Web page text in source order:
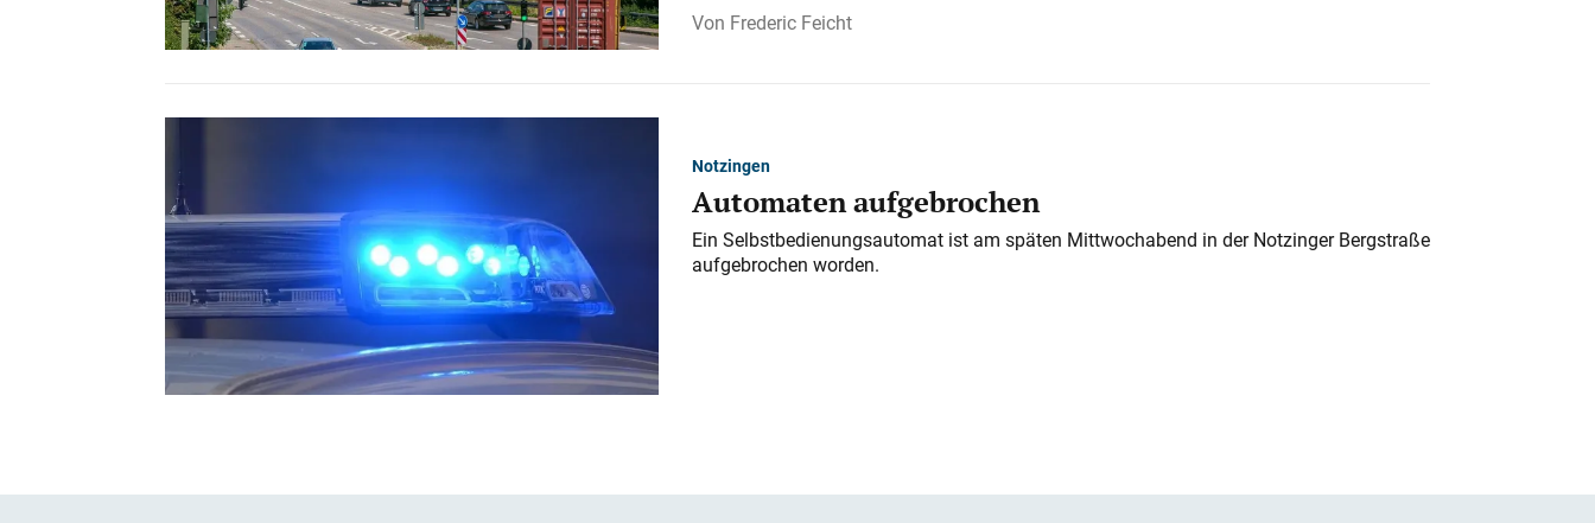
Frederic Feicht
Notzingen
Automaten aufgebrochen
Ein Selbstbedienungsautomat ist am späten Mittwochabend in der Notzinger Bergstraße
aufgebrochen worden.